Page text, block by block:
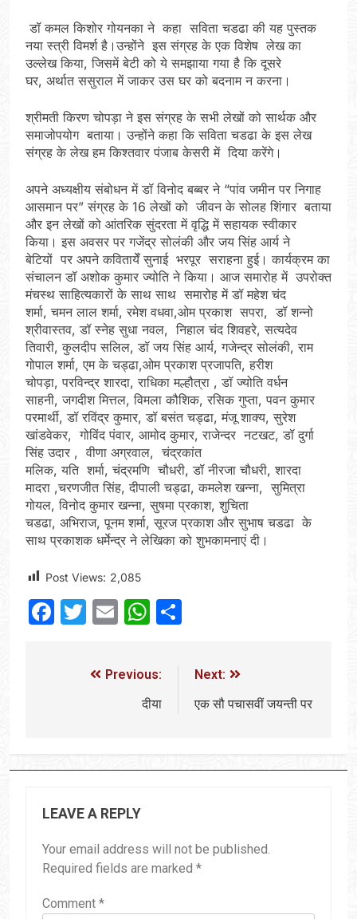
डॉ कमल किशोर गोयनका ने कहा सविता चडढा की यह पुस्तक
नया स्त्री विमर्श है।उन्होंने इस संग्रह के एक विशेष लेख का
उल्लेख किया, जिसमें बेटी को ये समझाया गया है कि दूसरे
घर, अर्थात ससुराल में जाकर उस घर को बदनाम न करना।
श्रीमती किरण चोपड़ा ने इस संग्रह के सभी लेखों को सार्थक और
समाजोपयोग बताया। उन्होंने कहा कि सविता चडढा के इस लेख
संग्रह के लेख हम किश्तवार पंजाब केसरी में दिया करेंगे।
अपने अध्यक्षीय संबोधन में डॉ विनोद बब्बर ने “पांव जमीन पर निगाह
आसमान पर” संग्रह के 16 लेखों को जीवन के सोलह शिंगार बताया
और इन लेखों को आंतरिक सुंदरता में वृद्धि में सहायक स्वीकार
किया। इस अवसर पर गजेंद्र सोलंकी और जय सिंह आर्य ने
बेटियों पर अपने कवितायेँ सुनाई भरपूर सराहना हुई। कार्यक्रम का
संचालन डॉ अशोक कुमार ज्योति ने किया। आज समारोह में उपरोक्त
मंचस्थ साहित्यकारों के साथ साथ समारोह में डॉ महेश चंद
शर्मा, चमन लाल शर्मा, रमेश वधवा,ओम प्रकाश सपरा, डॉ शन्नो
श्रीवास्तव, डॉ स्नेह सुधा नवल, निहाल चंद शिवहरे, सत्यदेव
तिवारी, कुलदीप सलिल, डॉ जय सिंह आर्य, गजेन्द्र सोलंकी, राम
गोपाल शर्मा, एम के चड्ढा,ओम प्रकाश प्रजापति, हरीश
चोपड़ा, परविन्द्र शारदा, राधिका मल्हौत्रा , डॉ ज्योति वर्धन
साहनी, जगदीश मित्तल, विमला कौशिक, रसिक गुप्ता, पवन कुमार
परमार्थी, डॉ रविंद्र कुमार, डॉ बसंत चड्ढा, मंजू शाक्य, सुरेश
खांडवेकर, गोविंद पंवार, आमोद कुमार, राजेन्दर नटखट, डॉ दुर्गा
सिंह उदार , वीणा अग्रवाल, चंद्रकांत
मलिक, यति शर्मा, चंद्रमणि चौधरी, डॉ नीरजा चौधरी, शारदा
मादरा ,चरणजीत सिंह, दीपाली चड्ढा, कमलेश खन्ना, सुमित्रा
गोयल, विनोद कुमार खन्ना, सुषमा प्रकाश, शुचिता
चडढा, अभिराज, पूनम शर्मा, सूरज प्रकाश और सुभाष चडढा के
साथ प्रकाशक धर्मेन्द्र ने लेखिका को शुभकामनाएं दी।
Post Views: 2,085
Facebook
Twitter
EmailWhatsApp
Previous:
दीया
Next:
एक सौ पचासवीं जयन्ती पर
LEAVE A REPLY
Your email address will not be published.
Required fields are marked *
Comment *